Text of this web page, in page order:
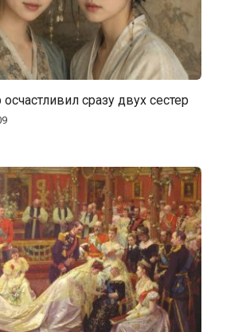
сразу двух сестер